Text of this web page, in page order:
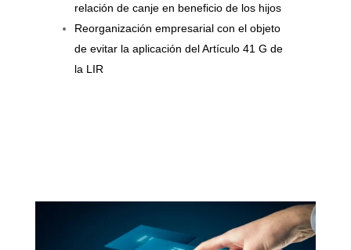
relación de canje en beneficio de los hijos
Reorganización empresarial con el objeto
de evitar la aplicación del Artículo 41 G de
la LIR